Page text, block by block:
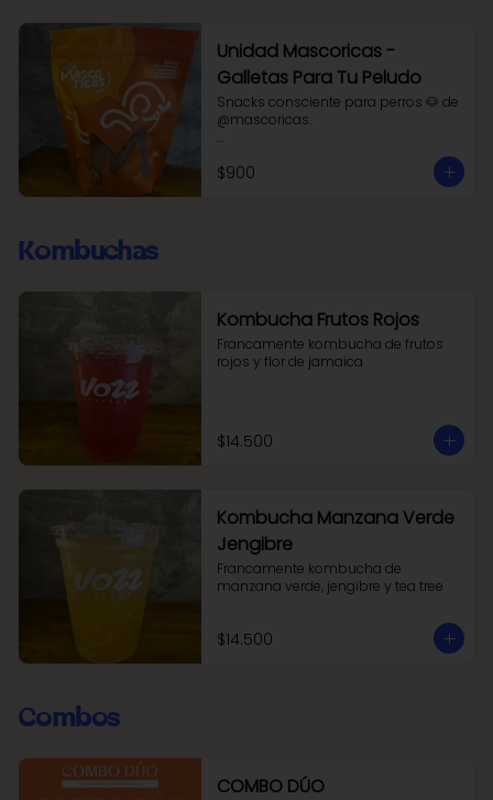
Unidad Mascoricas -
Galletas Para Tu Peludo
Snacks consciente para perros 🐶 de
@mascoricas.
Snacks saludables elaborados con
ingredientes seleccionados, sin
colorantes ni preservantes, ideales
bocado.
Perfectos como premio diario.
Conscientes desde el corazón, hasta
$900
Kombuchas
Kombucha Frutos Rojos
Francamente kombucha de frutos
rojos y flor de jamaica
$14.500
Kombucha Manzana Verde
Jengibre
Francamente kombucha de
manzana verde, jengibre y tea tree
$14.500
Combos
COMBO DÚO